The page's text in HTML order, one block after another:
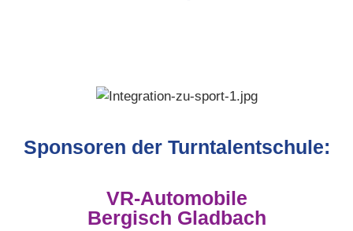
Sponsoren der Turntalentschule:
VR-Automobile
Bergisch Gladbach